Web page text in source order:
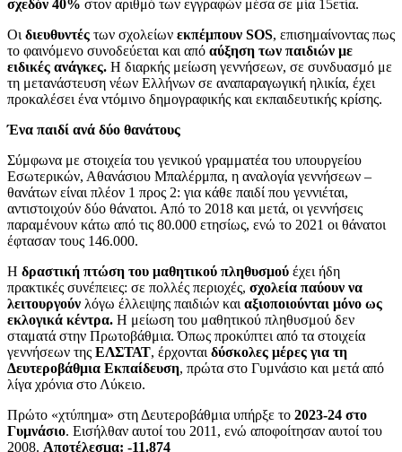
σχεδόν 40% στον αριθμό των εγγραφών μέσα σε μία 15ετία.
Οι διευθυντές των σχολείων εκπέμπουν SOS, επισημαίνοντας πως
το φαινόμενο συνοδεύεται και από αύξηση των παιδιών με
ειδικές ανάγκες. Η διαρκής μείωση γεννήσεων, σε συνδυασμό με
τη μετανάστευση νέων Ελλήνων σε αναπαραγωγική ηλικία, έχει
προκαλέσει ένα ντόμινο δημογραφικής και εκπαιδευτικής κρίσης.
Ένα παιδί ανά δύο θανάτους
Σύμφωνα με στοιχεία του γενικού γραμματέα του υπουργείου
Εσωτερικών, Αθανάσιου Μπαλέρμπα, η αναλογία γεννήσεων –
θανάτων είναι πλέον 1 προς 2: για κάθε παιδί που γεννιέται,
αντιστοιχούν δύο θάνατοι. Από το 2018 και μετά, οι γεννήσεις
παραμένουν κάτω από τις 80.000 ετησίως, ενώ το 2021 οι θάνατοι
έφτασαν τους 146.000.
Η δραστική πτώση του μαθητικού πληθυσμού έχει ήδη
πρακτικές συνέπειες: σε πολλές περιοχές, σχολεία παύουν να
λειτουργούν λόγω έλλειψης παιδιών και αξιοποιούνται μόνο ως
εκλογικά κέντρα. Η μείωση του μαθητικού πληθυσμού δεν
σταματά στην Πρωτοβάθμια. Όπως προκύπτει από τα στοιχεία
γεννήσεων της ΕΛΣΤΑΤ, έρχονται δύσκολες μέρες για τη
Δευτεροβάθμια Εκπαίδευση, πρώτα στο Γυμνάσιο και μετά από
λίγα χρόνια στο Λύκειο.
Πρώτο «χτύπημα» στη Δευτεροβάθμια υπήρξε το 2023-24 στο
Γυμνάσιο. Εισήλθαν αυτοί του 2011, ενώ αποφοίτησαν αυτοί του
2008. Αποτέλεσμα: -11.874